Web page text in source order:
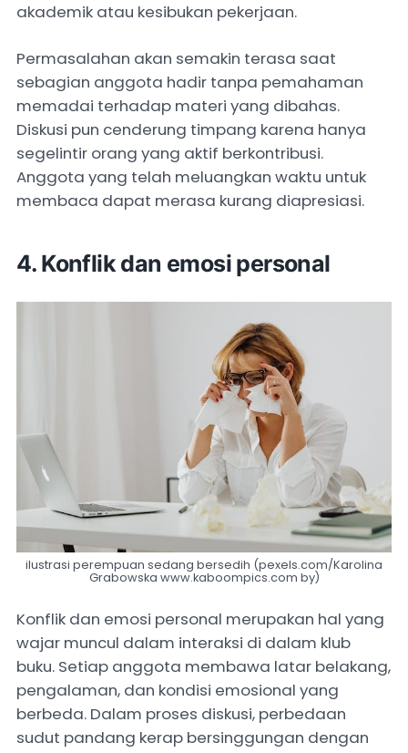
akademik atau kesibukan pekerjaan.
Permasalahan akan semakin terasa saat
sebagian anggota hadir tanpa pemahaman
memadai terhadap materi yang dibahas.
Diskusi pun cenderung timpang karena hanya
segelintir orang yang aktif berkontribusi.
Anggota yang telah meluangkan waktu untuk
membaca dapat merasa kurang diapresiasi.
4. Konflik dan emosi personal
ilustrasi perempuan sedang bersedih (pexels.com/Karolina
Grabowska www.kaboompics.com by)
Konflik dan emosi personal merupakan hal yang
wajar muncul dalam interaksi di dalam klub
buku. Setiap anggota membawa latar belakang,
pengalaman, dan kondisi emosional yang
berbeda. Dalam proses diskusi, perbedaan
sudut pandang kerap bersinggungan dengan